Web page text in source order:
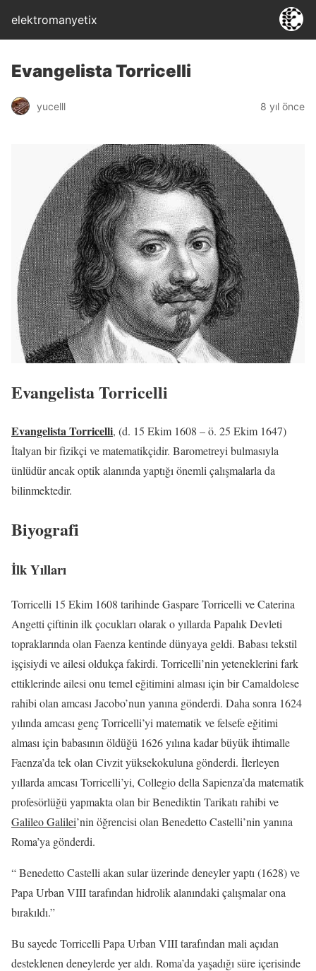
elektromanyetix
Evangelista Torricelli
yucelll 8 yıl önce
Evangelista Torricelli
Evangelista Torricelli, (d. 15 Ekim 1608 – ö. 25 Ekim 1647)
İtalyan bir fizikçi ve matematikçidir. Barometreyi bulmasıyla
ünlüdür ancak optik alanında yaptığı önemli çalışmalarla da
bilinmektedir.
Biyografi
İlk Yılları
Torricelli 15 Ekim 1608 tarihinde Gaspare Torricelli ve Caterina
Angetti çiftinin ilk çocukları olarak o yıllarda Papalık Devleti
topraklarında olan Faenza kentinde dünyaya geldi. Babası tekstil
işçisiydi ve ailesi oldukça fakirdi. Torricelli’nin yeteneklerini fark
ettiklerinde ailesi onu temel eğitimini alması için bir Camaldolese
rahibi olan amcası Jacobo’nun yanına gönderdi. Daha sonra 1624
yılında amcası genç Torricelli’yi matematik ve felsefe eğitimi
alması için babasının öldüğü 1626 yılına kadar büyük ihtimalle
Faenza’da tek olan Civzit yüksekokuluna gönderdi. İlerleyen
yıllarda amcası Torricelli’yi, Collegio della Sapienza’da matematik
profesörlüğü yapmakta olan bir Benediktin Tarikatı rahibi ve
Galileo Galilei’nin öğrencisi olan Benedetto Castelli’nin yanına
Roma’ya gönderdi.
“ Benedetto Castelli akan sular üzerinde deneyler yaptı (1628) ve
Papa Urban VIII tarafından hidrolik alanındaki çalışmalar ona
bırakıldı.”
Bu sayede Torricelli Papa Urban VIII tarafından mali açıdan
desteklenen deneylerde yer aldı. Roma’da yaşadığı süre içerisinde